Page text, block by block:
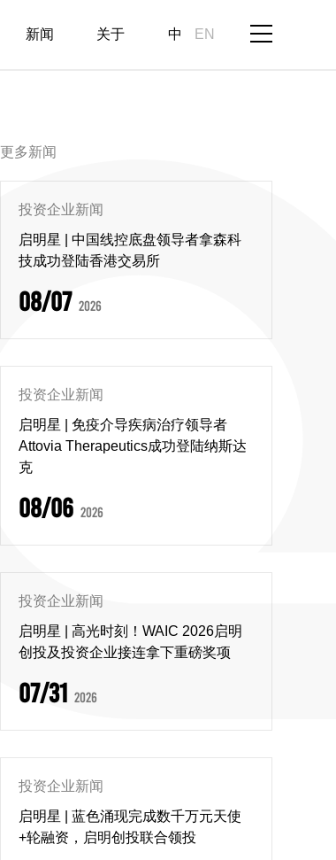
中 EN
新闻 关于
更多新闻
投资企业新闻
启明星 | 中国线控底盘领导者拿森科
技成功登陆香港交易所
08/07 2026
投资企业新闻
启明星 | 免疫介导疾病治疗领导者
Attovia Therapeutics成功登陆纳斯达
克
08/06 2026
投资企业新闻
启明星 | 高光时刻！WAIC 2026启明
创投及投资企业接连拿下重磅奖项
07/31 2026
投资企业新闻
启明星 | 蓝色涌现完成数千万元天使
+轮融资，启明创投联合领投